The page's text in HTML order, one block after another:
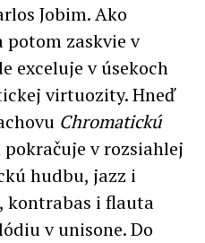
Jobim. Ako
zaskvie v
exceluje v úsekoch
virtuozity. Hneď
Chromatickú
v rozsiahlej
hudbu, jazz i
kontrabas i flauta
v unisone. Do